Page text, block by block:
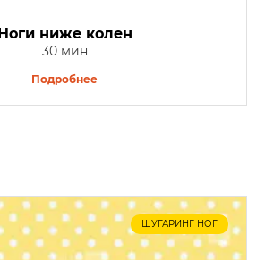
Ноги ниже колен
30 мин
Подробнее
ШУГАРИНГ НОГ